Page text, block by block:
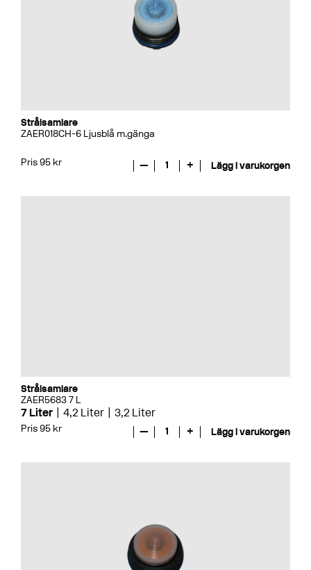
Strålsamlare
ZAER018CH-6 Ljusblå m.gänga
Pris 95 kr — 1 + Lägg i varukorgen
Strålsamlare
ZAER5683 7 L
7 Liter 4,2 Liter 3,2 Liter
Pris 95 kr — 1 + Lägg i varukorgen